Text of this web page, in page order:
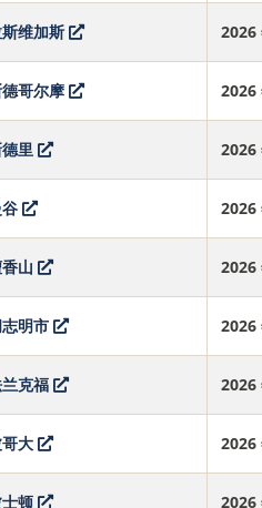
维加斯 2026
哥尔摩 2026
里 2026
2026
山 2026
明市 2026
克福 2026
大 2026
顿 2026